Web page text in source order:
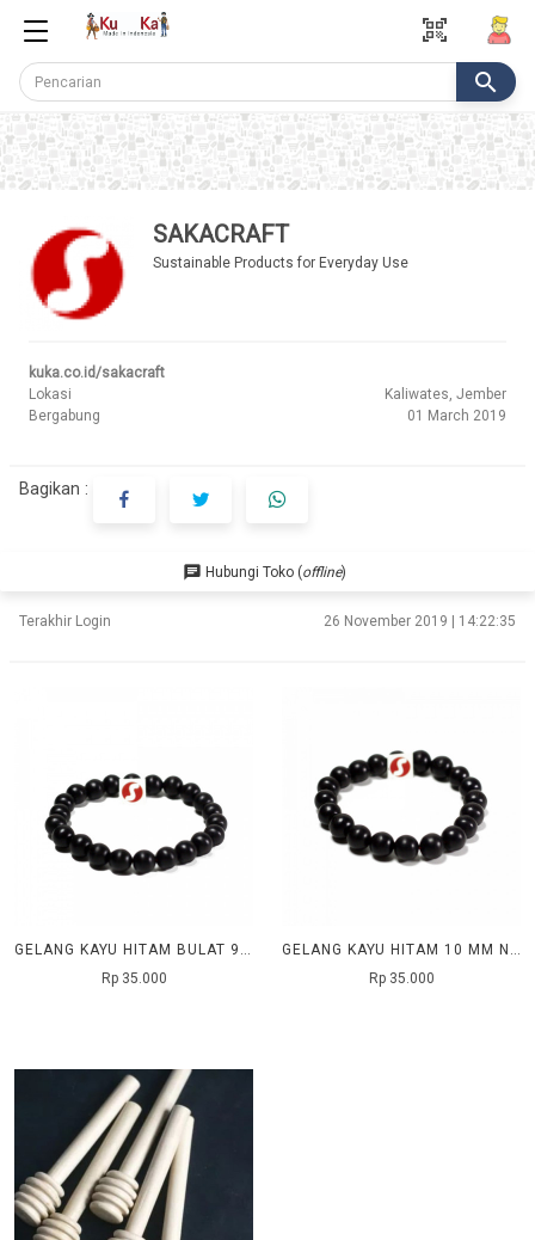
qr_code_scanner
search
SAKACRAFT
Sustainable Products for Everyday Use
kuka.co.id/sakacraft
Lokasi
Kaliwates, Jember
Bergabung
01 March 2019
Bagikan :
chat Hubungi Toko (offline)
Terakhir Login 26 November 2019 | 14:22:35
GELANG KAYU HITAM BULAT 9 MM NATURAL
Rp 35.000
GELANG KAYU HITAM 10 MM NATURAL
Rp 35.000